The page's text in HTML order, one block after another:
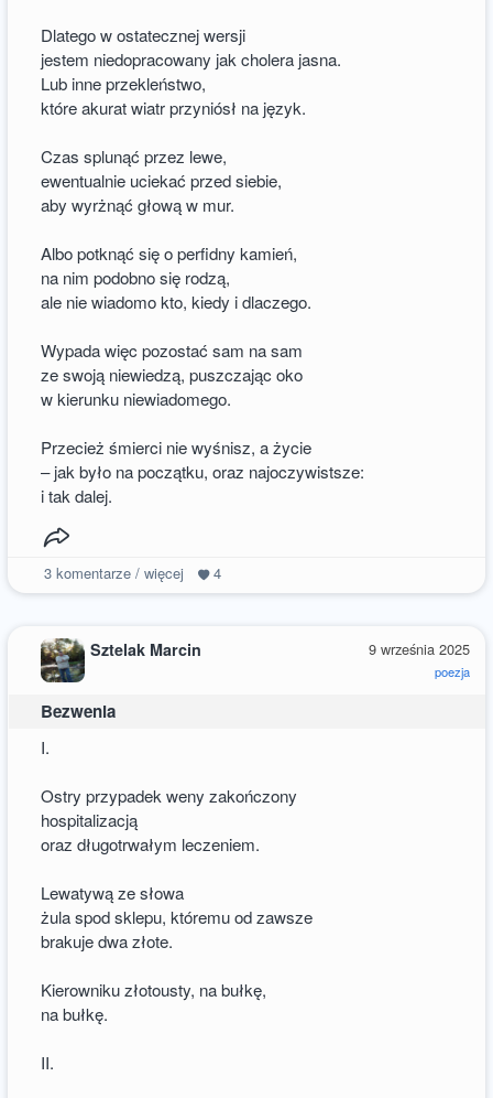
Dlatego w ostatecznej wersji
jestem niedopracowany jak cholera jasna.
Lub inne przekleństwo,
które akurat wiatr przyniósł na język.
Czas splunąć przez lewe,
ewentualnie uciekać przed siebie,
aby wyrżnąć głową w mur.
Albo potknąć się o perfidny kamień,
na nim podobno się rodzą,
ale nie wiadomo kto, kiedy i dlaczego.
Wypada więc pozostać sam na sam
ze swoją niewiedzą, puszczając oko
w kierunku niewiadomego.
Przecież śmierci nie wyśnisz, a życie
– jak było na początku, oraz najoczywistsze:
i tak dalej.
3komentarze / więcej 4
9 września 2025
poezja
Sztelak Marcin
Bezwenia
I.
Ostry przypadek weny zakończony
hospitalizacją
oraz długotrwałym leczeniem.
Lewatywą ze słowa
żula spod sklepu, któremu od zawsze
brakuje dwa złote.
Kierowniku złotousty, na bułkę,
na bułkę.
II.